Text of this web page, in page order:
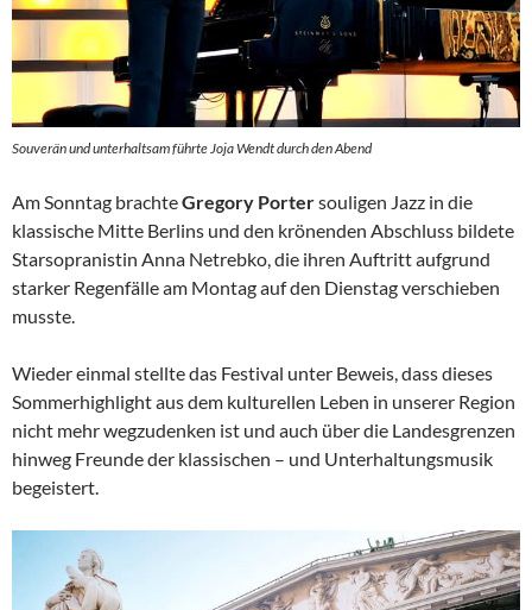
Souverän und unterhaltsam führte Joja Wendt durch den Abend
Am Sonntag brachteGregory Portersouligen Jazz in die
klassische Mitte Berlins und den krönenden Abschluss bildete
Starsopranistin Anna Netrebko, die ihren Auftritt aufgrund
starker Regenfälle am Montag auf den Dienstag verschieben
musste.
Wieder einmal stellte das Festival unter Beweis, dass dieses
Sommerhighlight aus dem kulturellen Leben in unserer Region
nicht mehr wegzudenken ist und auch über die Landesgrenzen
hinweg Freunde der klassischen – und Unterhaltungsmusik
begeistert.